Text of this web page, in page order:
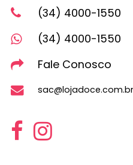
(34) 4000-1550
(34) 4000-1550
Fale Conosco
sac@lojadoce.com.br